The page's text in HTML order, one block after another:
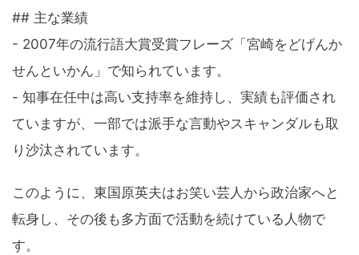
## 主な業績
- 2007年の流行語大賞受賞フレーズ「宮崎をどげんか
せんといかん」で知られています。
- 知事在任中は高い支持率を維持し、実績も評価され
ていますが、一部では派手な言動やスキャンダルも取
り沙汰されています。
このように、東国原英夫はお笑い芸人から政治家へと
転身し、その後も多方面で活動を続けている人物で
す。